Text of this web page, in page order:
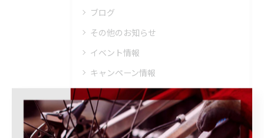
ブログ
その他のお知らせ
イベント情報
キャンペーン情報
商品・ブランド情報
取り扱いブランド
ウェア・ヘルメット・シューズ